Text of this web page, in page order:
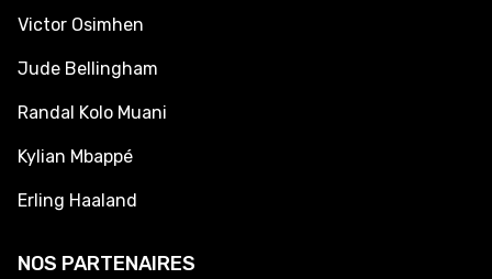
Victor Osimhen
Jude Bellingham
Randal Kolo Muani
Kylian Mbappé
Erling Haaland
NOS PARTENAIRES